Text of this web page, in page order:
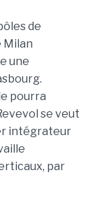
de
Milan
une
pourra
se veut
intégrateur
par